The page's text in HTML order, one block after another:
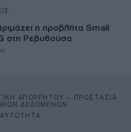
η προβλήτα Small
στη Ρεβυθούσα
ΑΠΟΡΡΉΤΟΥ – ΠΡΟΣΤΑΣΊΑ
ΔΕΔΟΜΈΝΩΝ